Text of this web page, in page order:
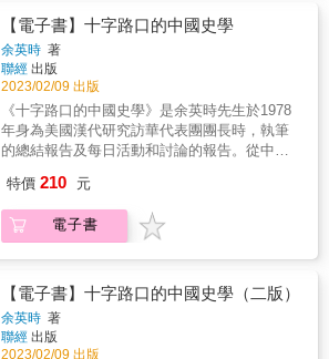
一九八九年，東柏林的官員蘇柏斯基本來只是
要宣布「放寬」柏林圍牆的管制措施，因為他
語無倫次講得太糟糕，結果變得「太寬鬆」？
& ‧第一個發現新大陸的人，其實不是哥倫布？ ‧
想在臺灣稱王不容易，第一個條件是八字要夠
重？ ‧被封為馬拉松之父，一場比賽卻足足跑了
半世紀？ ‧克里米亞戰爭，是美國讓俄國遺憾終
身的好生意？ ‧百事可樂公司是軍事強權？任天
堂是成人影片公司？ ‧凡事講究的英國人，為何
戰爭，竟是兔子引發的？ &
來全球各地的翻譯工作者努力擴散話語、維護
和平， 偶爾也難免闖下大禍。這牽一髮而動全
身的角色大多不太起眼，甚少受到重視。本書
作者暨資深口、筆譯者安娜．艾斯蘭揚， 要帶
領讀者一窺往往藏於幕後、低調運行的「譯世
界」，也看翻譯工作是如何影響全人類與全世
界。 & 從詭計多端的政治野心家、滿腹理想與
我族類」溝通的日常需求── 全球各地口、筆譯
者會為各色背景的案主效力。這些中間人的話
語或文字可能在不知不覺中，左右了重大的局
相鈴木貫太郎本意可能為「不予置評」， 翻譯
過程卻使意義流失，甚而扭曲為「默然蔑
視」；大戰尾聲的美、日關係或許因而更難有
轉圜。 👲清末中國面對西方叩關要求貿易、傳
可心｜美國臺灣觀測站共同編輯 施清真｜資深
譯者 陳方隅｜菜市場政治學共同編輯 陳榮彬｜
國立臺灣大學文學院翻譯碩士學位學程助理教
授 單德興｜中央研究院歐美研究所特聘研究員
楊詠翔｜譯者 廖咸浩｜國立臺灣大學人文社會
高等研究院院長、外國語文學系特聘教授 劉仕
傑｜前外交官、【臺北民主孵化器】創辦人 顏
擇雅｜作家、出版人 ●「溝通於一時，功過在
千秋」的譯者，在語言與文化轉換的鋼索上步
許就在大眾習而不察中，默默受這群中間人的
決斷所牽動...... 若非檯面下一支又一支筆譯和
口譯大軍，外交事務很少能進行得一帆風順。
語專家譯介想法與意見，搭起溝通的橋樑。歷
來全球各地的翻譯工作者努力擴散話語、維護
和平， 偶爾也難免闖下大禍。這牽一髮而動全
【電子書】十字路口的中國史學
余英時 著
聯經 出版
2023/02/09 出版
《十字路口的中國史學》是余英時先生於1978
年身為美國漢代研究訪華代表團團長時，執筆
的總結報告及每日活動和討論的報告。從中我
當時史學界思想解放運動的基本情況。這些報
告對研究中美文化交流，也具有重要的史料價
值。
特價 210 元
電子書
【電子書】十字路口的中國史學（二版）
余英時 著
聯經 出版
2023/02/09 出版